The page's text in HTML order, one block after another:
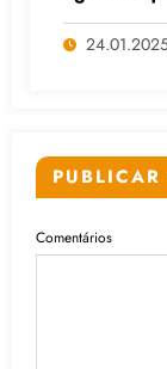
Comentários